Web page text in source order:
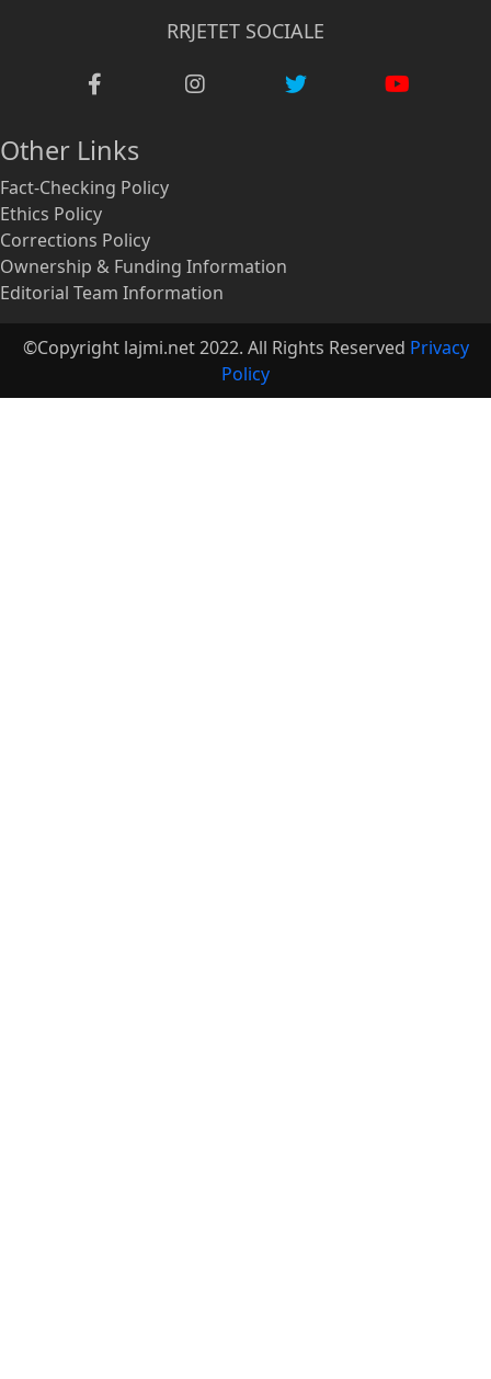
RRJETET SOCIALE
Other Links
Fact-Checking Policy
Ethics Policy
Corrections Policy
Ownership & Funding Information
Editorial Team Information
©Copyright lajmi.net 2022. All Rights Reserved Privacy
Policy